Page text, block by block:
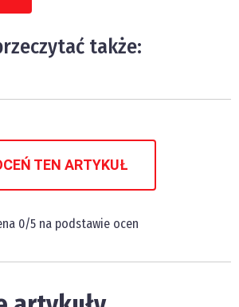
także:
TEN ARTYKUŁ
0/5 na podstawie ocen